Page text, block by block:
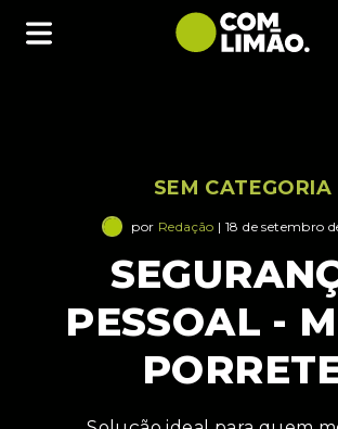
SEM CATEGORIA
por Redação | 18 de setembro
PESSOAL -